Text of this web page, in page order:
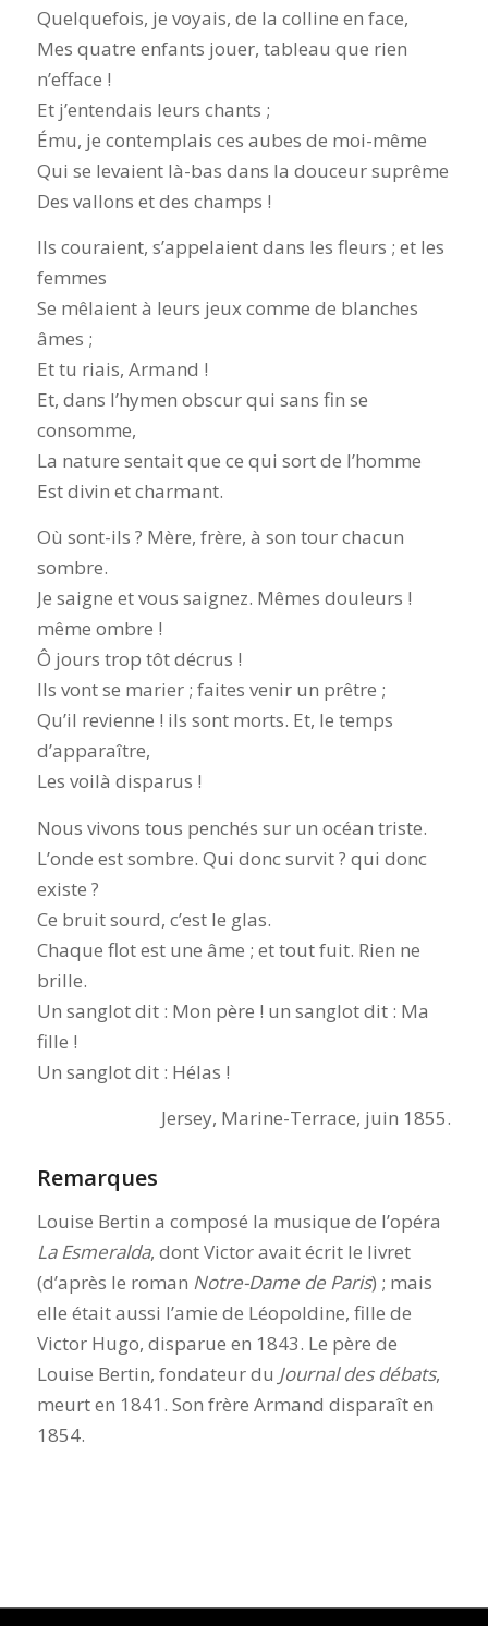
Quelquefois, je voyais, de la colline en face,
Mes quatre enfants jouer, tableau que rien
n’efface !
Et j’entendais leurs chants ;
Ému, je contemplais ces aubes de moi-même
Qui se levaient là-bas dans la douceur suprême
Des vallons et des champs !
Ils couraient, s’appelaient dans les fleurs ; et les
femmes
Se mêlaient à leurs jeux comme de blanches
âmes ;
Et tu riais, Armand !
Et, dans l’hymen obscur qui sans fin se
consomme,
La nature sentait que ce qui sort de l’homme
Est divin et charmant.
Où sont-ils ? Mère, frère, à son tour chacun
sombre.
Je saigne et vous saignez. Mêmes douleurs !
même ombre !
Ô jours trop tôt décrus !
Ils vont se marier ; faites venir un prêtre ;
Qu’il revienne ! ils sont morts. Et, le temps
d’apparaître,
Les voilà disparus !
Nous vivons tous penchés sur un océan triste.
L’onde est sombre. Qui donc survit ? qui donc
existe ?
Ce bruit sourd, c’est le glas.
Chaque flot est une âme ; et tout fuit. Rien ne
brille.
Un sanglot dit : Mon père ! un sanglot dit : Ma
fille !
Un sanglot dit : Hélas !
Jersey, Marine-Terrace, juin 1855.
Remarques
Louise Bertin a composé la musique de l’opéra
La Esmeralda, dont Victor avait écrit le livret
(d’après le roman Notre-Dame de Paris) ; mais
elle était aussi l’amie de Léopoldine, fille de
Victor Hugo, disparue en 1843. Le père de
Louise Bertin, fondateur du Journal des débats,
meurt en 1841. Son frère Armand disparaît en
1854.